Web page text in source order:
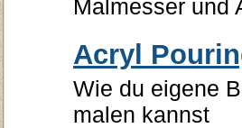
Malmesser und
Acryl
Wie du eigene
malen kannst